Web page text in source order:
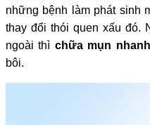
những bệnh làm phát sinh
thay đổi thói quen xấu đó.
ngoài thì chữa mụn nhanh
bôi.